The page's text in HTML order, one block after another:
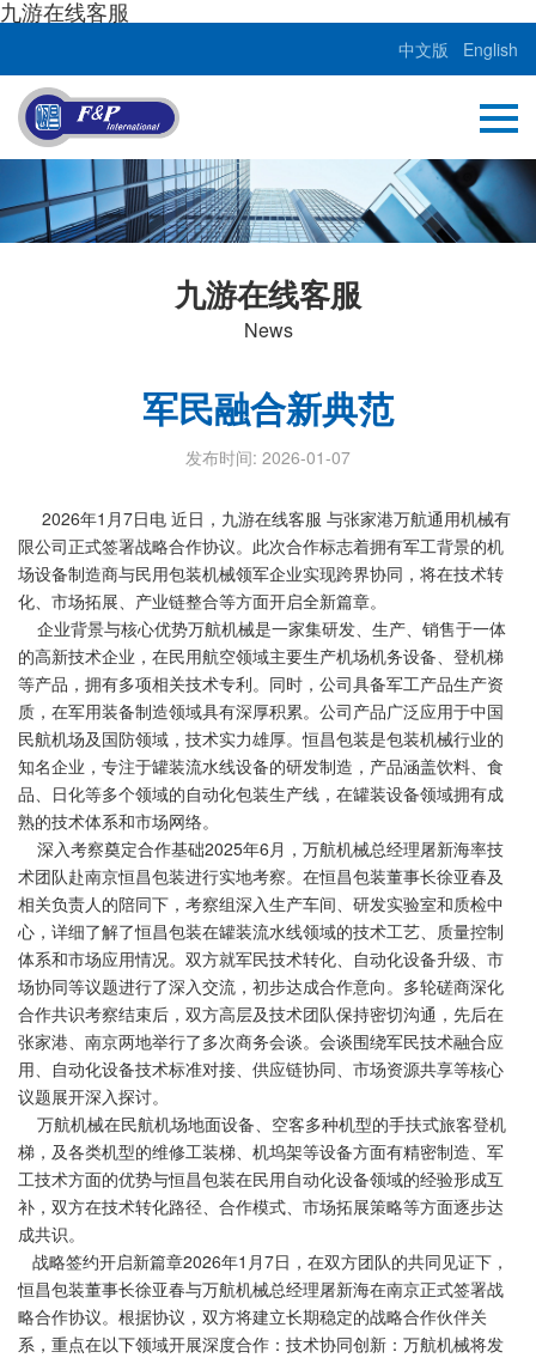
九游在线客服
中文版 English
九游在线客服
News
军民融合新典范
发布时间: 2026-01-07
2026年1月7日电 近日，九游在线客服 与张家港万航通用机械有
限公司正式签署战略合作协议。此次合作标志着拥有军工背景的机
场设备制造商与民用包装机械领军企业实现跨界协同，将在技术转
化、市场拓展、产业链整合等方面开启全新篇章。
企业背景与核心优势万航机械是一家集研发、生产、销售于一体
的高新技术企业，在民用航空领域主要生产机场机务设备、登机梯
等产品，拥有多项相关技术专利。同时，公司具备军工产品生产资
质，在军用装备制造领域具有深厚积累。公司产品广泛应用于中国
民航机场及国防领域，技术实力雄厚。恒昌包装是包装机械行业的
知名企业，专注于罐装流水线设备的研发制造，产品涵盖饮料、食
品、日化等多个领域的自动化包装生产线，在罐装设备领域拥有成
熟的技术体系和市场网络。
深入考察奠定合作基础2025年6月，万航机械总经理屠新海率技
术团队赴南京恒昌包装进行实地考察。在恒昌包装董事长徐亚春及
相关负责人的陪同下，考察组深入生产车间、研发实验室和质检中
心，详细了解了恒昌包装在罐装流水线领域的技术工艺、质量控制
体系和市场应用情况。双方就军民技术转化、自动化设备升级、市
场协同等议题进行了深入交流，初步达成合作意向。多轮磋商深化
合作共识考察结束后，双方高层及技术团队保持密切沟通，先后在
张家港、南京两地举行了多次商务会谈。会谈围绕军民技术融合应
用、自动化设备技术标准对接、供应链协同、市场资源共享等核心
议题展开深入探讨。
万航机械在民航机场地面设备、空客多种机型的手扶式旅客登机
梯，及各类机型的维修工装梯、机坞架等设备方面有精密制造、军
工技术方面的优势与恒昌包装在民用自动化设备领域的经验形成互
补，双方在技术转化路径、合作模式、市场拓展策略等方面逐步达
成共识。
战略签约开启新篇章2026年1月7日，在双方团队的共同见证下，
恒昌包装董事长徐亚春与万航机械总经理屠新海在南京正式签署战
略合作协议。根据协议，双方将建立长期稳定的战略合作伙伴关
系，重点在以下领域开展深度合作：技术协同创新：万航机械将发